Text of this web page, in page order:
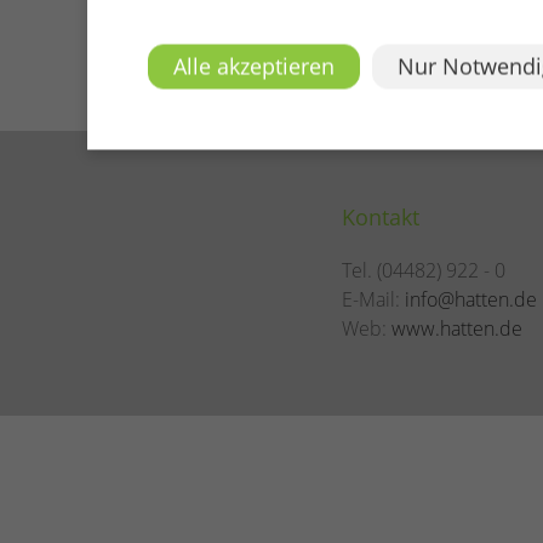
Kontakt
Tel. (04482) 922 - 0
E-Mail: info@hatten.de
Web: www.hatten.de
Alle akzeptieren Nur